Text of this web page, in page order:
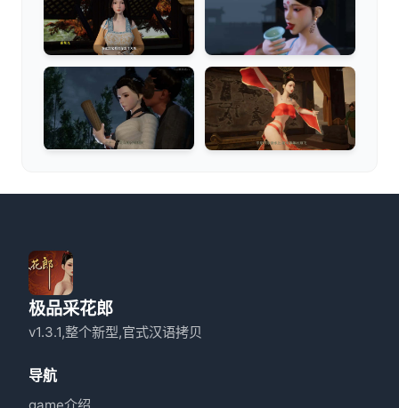
极品采花郎
v1.3.1,整个新型,官式汉语拷贝
导航